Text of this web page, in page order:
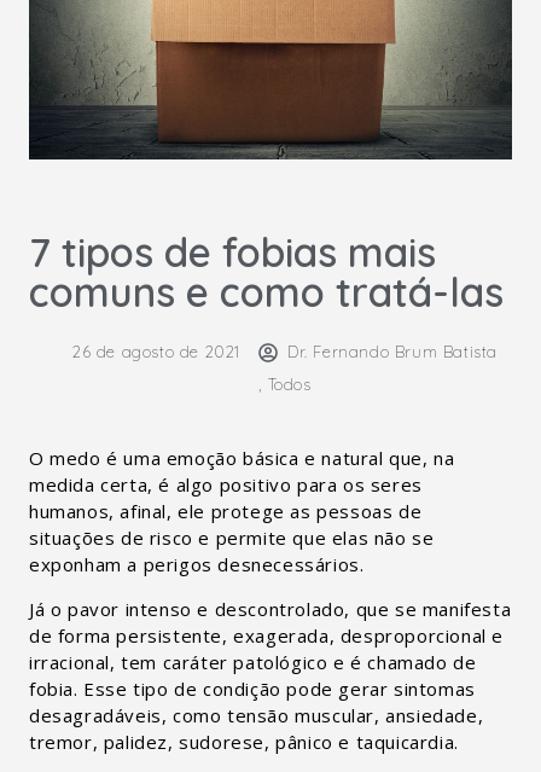
7 tipos de fobias mais
comuns e como tratá-las
26 de agosto de 2021
Dr. Fernando Brum Batista
, Todos
O medo é uma emoção básica e natural que, na
medida certa, é algo positivo para os seres
humanos, afinal, ele protege as pessoas de
situações de risco e permite que elas não se
exponham a perigos desnecessários.
Já o pavor intenso e descontrolado, que se manifesta
de forma persistente, exagerada, desproporcional e
irracional, tem caráter patológico e é chamado de
fobia. Esse tipo de condição pode gerar sintomas
desagradáveis, como tensão muscular, ansiedade,
tremor, palidez, sudorese, pânico e taquicardia.